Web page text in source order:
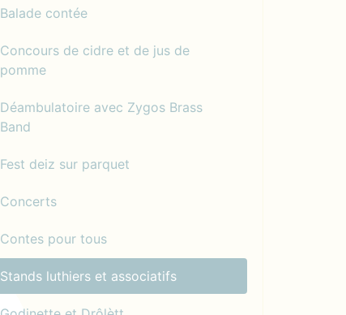
Balade contée
Concours de cidre et de jus de
pomme
Déambulatoire avec Zygos Brass
Band
Fest deiz sur parquet
Concerts
Contes pour tous
Stands luthiers et associatifs